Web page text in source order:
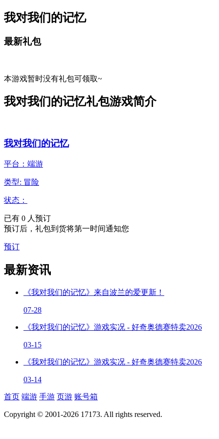
我对我们的记忆
最新礼包
本游戏暂时没有礼包可领取~
我对我们的记忆礼包游戏简介
我对我们的记忆
平台：端游
类型: 冒险
状态：
已有 0 人预订
预订后，礼包到货将第一时间通知您
预订
最新资讯
《我对我们的记忆》来自波兰的爱更新！
07-28
《我对我们的记忆》游戏实况 - 好奇奥德赛特卖2026
03-15
《我对我们的记忆》游戏实况 - 好奇奥德赛特卖2026
03-14
首页 端游 手游 页游 账号箱
Copyright © 2001-2026 17173. All rights reserved.